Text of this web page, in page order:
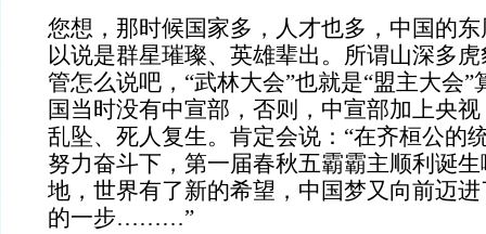
您想，那时候国家多，人才也多，中国的
以说是群星璀璨、英雄辈出。所谓山深多
管怎么说吧，“武林大会”也就是“盟主大会
国当时没有中宣部，否则，中宣部加上央
乱坠、死人复生。肯定会说：“在齐桓公的
努力奋斗下，第一届春秋五霸霸主顺利诞
地，世界有了新的希望，中国梦又向前迈
的一步………”